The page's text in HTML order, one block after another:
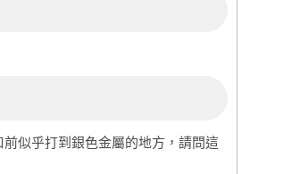
似乎打到銀色金屬的地方，請問這